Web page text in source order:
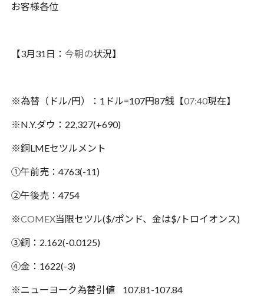
お客様各位
【3月31日： 今朝の状況】
※為替（ドル/円）：1ドル=107円87銭【07:40現在】
※N.Y.ダウ：22,327(+690)
※銅LMEセツルメント
①午前売：4763(-11)
②午後売：4754
※COMEX当限セツル($/ポンド、金は$/トロイオンス)
③銅：2.162(-0.0125)
④金：1622(-3)
※ニューヨーク為替引値 107.81-107.84